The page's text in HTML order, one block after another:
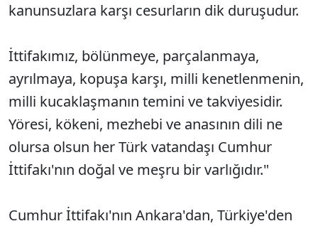
kanunsuzlara karşı cesurların dik duruşudur.
İttifakımız, bölünmeye, parçalanmaya,
ayrılmaya, kopuşa karşı, milli kenetlenmenin,
milli kucaklaşmanın temini ve takviyesidir.
Yöresi, kökeni, mezhebi ve anasının dili ne
olursa olsun her Türk vatandaşı Cumhur
İttifakı'nın doğal ve meşru bir varlığıdır."
Cumhur İttifakı'nın Ankara'dan, Türkiye'den